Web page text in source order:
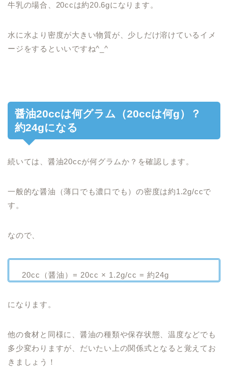
牛乳の場合、20ccは約20.6gになります。
水に水より密度が大きい物質が、少しだけ溶けているイメ
ージをするといいですね^_^
醤油20ccは何グラム（20ccは何g）？
約24gになる
続いては、醤油20ccが何グラムか？を確認します。
一般的な醤油（薄口でも濃口でも）の密度は約1.2g/ccで
す。
なので、
20cc（醤油）= 20cc × 1.2g/cc = 約24g
になります。
他の食材と同様に、醤油の種類や保存状態、温度などでも
多少変わりますが、だいたい上の関係式となると覚えてお
きましょう！